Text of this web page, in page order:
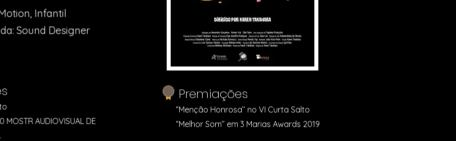
Infantil
Sound Designer
MOSTR AUDIOVISUAL DE
Premiações
‘’Menção Honrosa’’ no VI Curta Salto
‘’Melhor Som’’ em 3 Marias Awards 2019